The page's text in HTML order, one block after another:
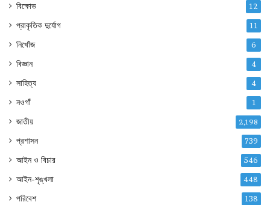
বিক্ষোভ 12
প্রাকৃতিক দুর্যোগ 11
নিখোঁজ 6
বিজ্ঞান 4
সাহিত্য 4
নওগাঁ 1
জাতীয় 2,198
প্রশাসন 739
আইন ও বিচার 546
আইন-শৃঙ্খলা 448
পরিবেশ 138